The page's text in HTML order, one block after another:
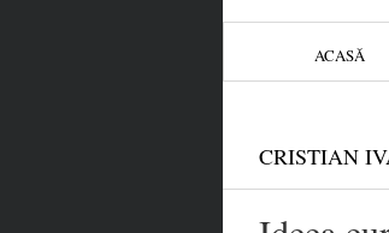
ACASĂ
CRISTIAN